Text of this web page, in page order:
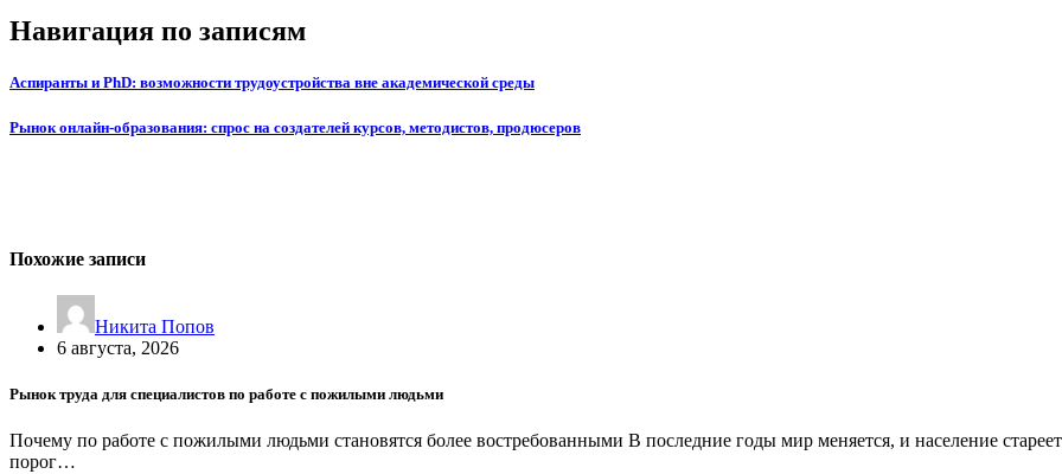
Навигация по записям
Аспиранты и PhD: возможности трудоустройства вне академической среды
Рынок онлайн-образования: спрос на создателей курсов, методистов, продюсеров
Похожие записи
Никита Попов
6 августа, 2026
Рынок труда для специалистов по работе с пожилыми людьми
Почему по работе с пожилыми людьми становятся более востребованными В последние годы мир меняется, и население
порог…